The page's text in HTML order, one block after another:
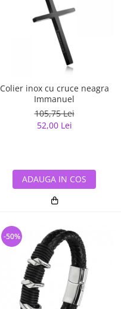
Colier inox cu cruce neagra
Immanuel
105,75 Lei
52,00 Lei
ADAUGA IN COS
-50%